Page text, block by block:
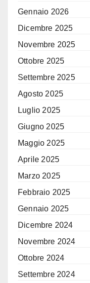
Gennaio 2026
Dicembre 2025
Novembre 2025
Ottobre 2025
Settembre 2025
Agosto 2025
Luglio 2025
Giugno 2025
Maggio 2025
Aprile 2025
Marzo 2025
Febbraio 2025
Gennaio 2025
Dicembre 2024
Novembre 2024
Ottobre 2024
Settembre 2024